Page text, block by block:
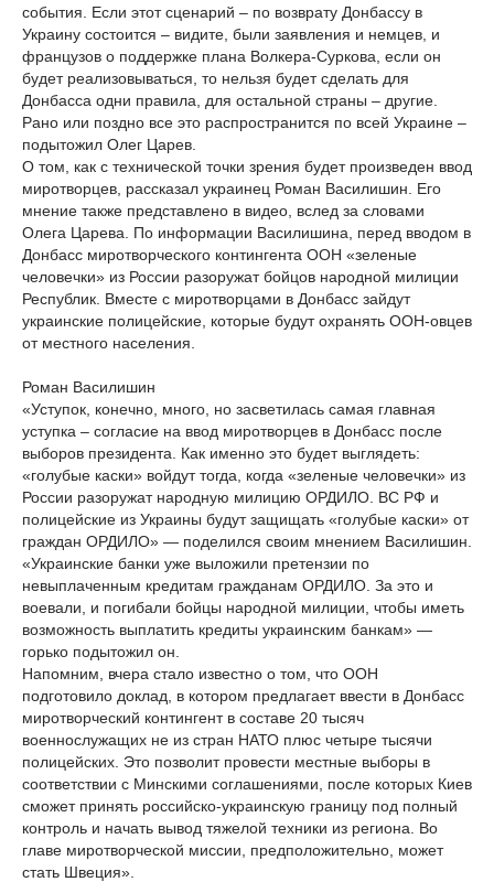
события. Если этот сценарий – по возврату Донбассу в
Украину состоится – видите, были заявления и немцев, и
французов о поддержке плана Волкера-Суркова, если он
будет реализовываться, то нельзя будет сделать для
Донбасса одни правила, для остальной страны – другие.
Рано или поздно все это распространится по всей Украине –
подытожил Олег Царев.
О том, как с технической точки зрения будет произведен ввод
миротворцев, рассказал украинец Роман Василишин. Его
мнение также представлено в видео, вслед за словами
Олега Царева. По информации Василишина, перед вводом в
Донбасс миротворческого контингента ООН «зеленые
человечки» из России разоружат бойцов народной милиции
Республик. Вместе с миротворцами в Донбасс зайдут
украинские полицейские, которые будут охранять ООН-овцев
от местного населения.
Роман Василишин
«Уступок, конечно, много, но засветилась самая главная
уступка – согласие на ввод миротворцев в Донбасс после
выборов президента. Как именно это будет выглядеть:
«голубые каски» войдут тогда, когда «зеленые человечки» из
России разоружат народную милицию ОРДИЛО. ВС РФ и
полицейские из Украины будут защищать «голубые каски» от
граждан ОРДИЛО» — поделился своим мнением Василишин.
«Украинские банки уже выложили претензии по
невыплаченным кредитам гражданам ОРДИЛО. За это и
воевали, и погибали бойцы народной милиции, чтобы иметь
возможность выплатить кредиты украинским банкам» —
горько подытожил он.
Напомним, вчера стало известно о том, что ООН
подготовило доклад, в котором предлагает ввести в Донбасс
миротворческий контингент в составе 20 тысяч
военнослужащих не из стран НАТО плюс четыре тысячи
полицейских. Это позволит провести местные выборы в
соответствии с Минскими соглашениями, после которых Киев
сможет принять российско-украинскую границу под полный
контроль и начать вывод тяжелой техники из региона. Во
главе миротворческой миссии, предположительно, может
стать Швеция».